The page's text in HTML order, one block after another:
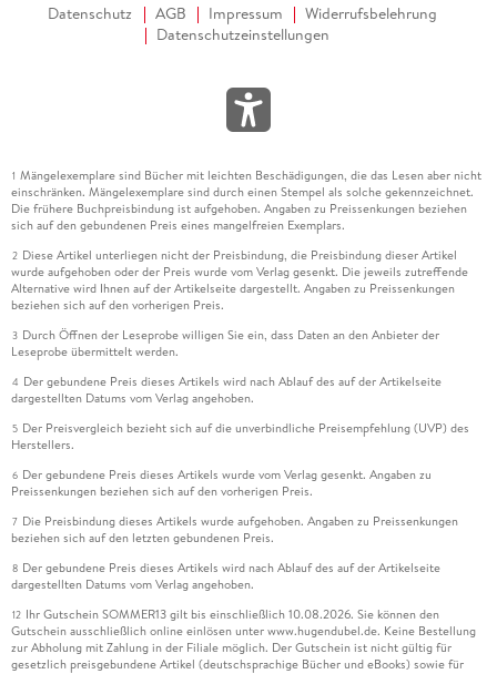
Datenschutz AGB Impressum
Widerrufsbelehrung
Datenschutzeinstellungen
1 Mängelexemplare sind Bücher mit leichten Beschädigungen, die das Lesen aber nicht
einschränken. Mängelexemplare sind durch einen Stempel als solche gekennzeichnet.
Die frühere Buchpreisbindung ist aufgehoben. Angaben zu Preissenkungen beziehen
sich auf den gebundenen Preis eines mangelfreien Exemplars.
2 Diese Artikel unterliegen nicht der Preisbindung, die Preisbindung dieser Artikel
wurde aufgehoben oder der Preis wurde vom Verlag gesenkt. Die jeweils zutreffende
Alternative wird Ihnen auf der Artikelseite dargestellt. Angaben zu Preissenkungen
beziehen sich auf den vorherigen Preis.
3 Durch Öffnen der Leseprobe willigen Sie ein, dass Daten an den Anbieter der
Leseprobe übermittelt werden.
4 Der gebundene Preis dieses Artikels wird nach Ablauf des auf der Artikelseite
dargestellten Datums vom Verlag angehoben.
5 Der Preisvergleich bezieht sich auf die unverbindliche Preisempfehlung (UVP) des
Herstellers.
6 Der gebundene Preis dieses Artikels wurde vom Verlag gesenkt. Angaben zu
Preissenkungen beziehen sich auf den vorherigen Preis.
7 Die Preisbindung dieses Artikels wurde aufgehoben. Angaben zu Preissenkungen
beziehen sich auf den letzten gebundenen Preis.
8 Der gebundene Preis dieses Artikels wird nach Ablauf des auf der Artikelseite
dargestellten Datums vom Verlag angehoben.
12 Ihr Gutschein SOMMER13 gilt bis einschließlich 10.08.2026. Sie können den
Gutschein ausschließlich online einlösen unter www.hugendubel.de. Keine Bestellung
zur Abholung mit Zahlung in der Filiale möglich. Der Gutschein ist nicht gültig für
gesetzlich preisgebundene Artikel (deutschsprachige Bücher und eBooks) sowie für